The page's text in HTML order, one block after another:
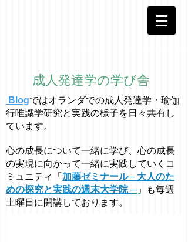
成人発達学の学び舎
Blogではオラ ンダでの成人発達学・ 瑜伽
行唯識学研究と実践の様子を日々共有し
ています。
心の成長について一緒に学び、心の成長
の実現に向かって一緒に実践していくコ
ミュニティ「 加藤ゼミナール─ 大人のた
めの探究と実践の週末大学院 ─」も毎週
土曜日に開講しております。